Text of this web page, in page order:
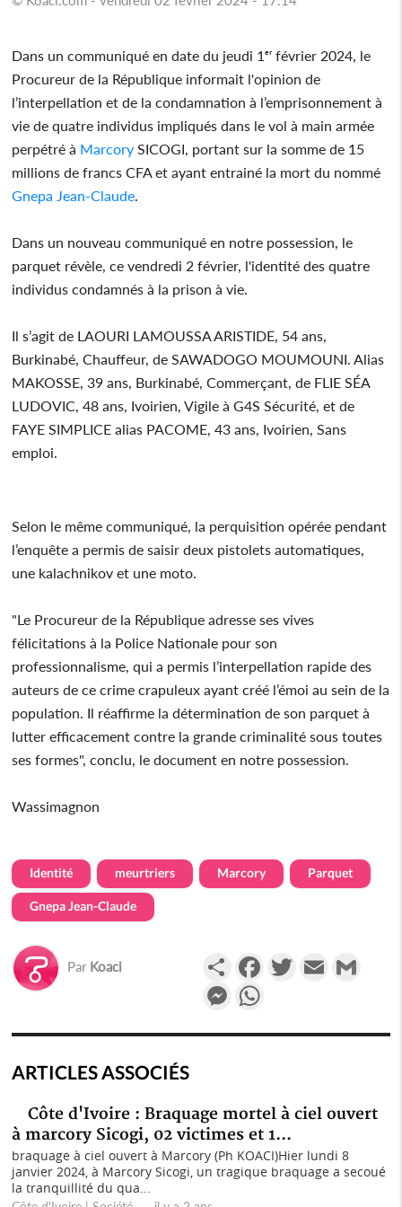
Dans un communiqué en date du jeudi 1ᵉʳ février 2024, le
Procureur de la République informait l'opinion de
l’interpellation et de la condamnation à l’emprisonnement à
vie de quatre individus impliqués dans le vol à main armée
perpétré à Marcory SICOGI, portant sur la somme de 15
millions de francs CFA et ayant entrainé la mort du nommé
Gnepa Jean-Claude
Dans un nouveau communiqué en notre possession, le
parquet révèle, ce vendredi 2 février, l'identité des quatre
individus condamnés à la prison à vie.
Il s’agit de LAOURI LAMOUSSA ARISTIDE, 54 ans,
Burkinabé, Chauffeur, de SAWADOGO MOUMOUNI. Alias
MAKOSSE, 39 ans, Burkinabé, Commerçant, de FLIE SÉA
LUDOVIC, 48 ans, Ivoirien, Vigile à G4S Sécurité, et de
FAYE SIMPLICE alias PACOME, 43 ans, Ivoirien, Sans
emploi.
Selon le même communiqué, la perquisition opérée pendant
l’enquête a permis de saisir deux pistolets automatiques,
une kalachnikov et une moto.
"Le Procureur de la République adresse ses vives
félicitations à la Police Nationale pour son
professionnalisme, qui a permis l’interpellation rapide des
auteurs de ce crime crapuleux ayant créé l’émoi au sein de la
population. Il réaffirme la détermination de son parquet à
lutter efficacement contre la grande criminalité sous toutes
ses formes", conclu, le document en notre possession.
Wassimagnon
Identité meurtriers Marcory Parquet
Gnepa Jean-Claude
Par Koaci PartagerFacebookTwitterEmail
Messenger
ARTICLES ASSOCIÉS
Côte d'Ivoire : Braquage mortel à ciel ouvert
à marcory Sicogi, 02 victimes et 1...
braquage à ciel ouvert à Marcory (Ph KOACI)Hier lundi 8
janvier 2024, à Marcory Sicogi, un tragique braquage a secoué
la tranquillité du qua...